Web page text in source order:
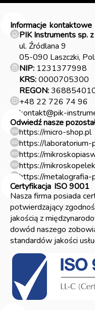
Informacje kontaktowe
PIK Instruments sp. z
ul. Źródlana 9
05-090 Laszczki,
NIP: 1231377998
KRS:0000705300
REGON:
+48 22 726 74 96
kontakt@pik-
Odwiedź nasze
https://micro-shop.pl
https://laboratorium-
https://
https://
https://metalografia-
Certyfikacja ISO 9001
Nasza firma posiada
potwierdzający
jakością z
dowód naszego
standardów jakości